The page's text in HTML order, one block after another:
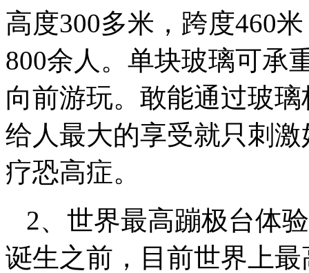
高度300多米，跨度460
800余人。单块玻璃可承
向前游玩。敢能通过玻
给人最大的享受就只刺
疗恐高症。
2、世界最高蹦极台体
诞生之前，目前世界上